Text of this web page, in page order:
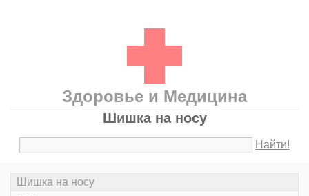
Здоровье и Медицина
Шишка на носу
Найти!
Шишка на носу